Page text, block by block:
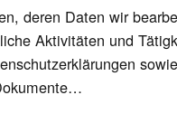
deren Daten wir
Aktivitäten und